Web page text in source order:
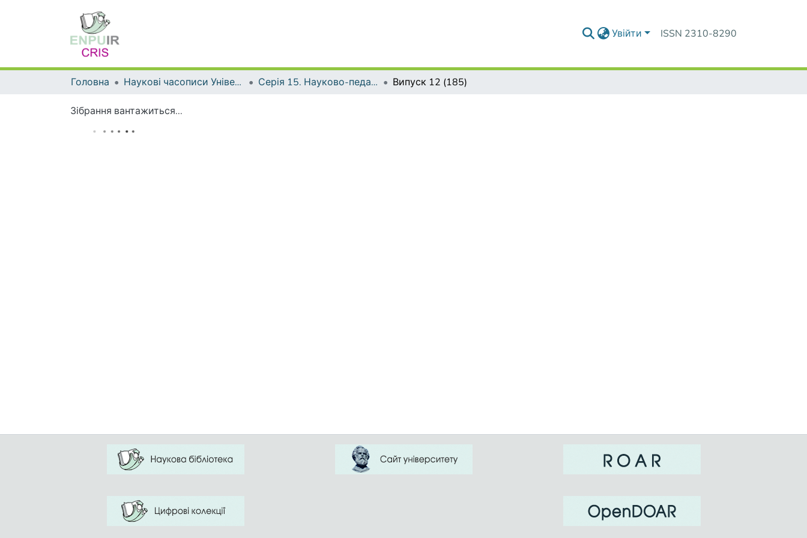
Увійти ISSN 2310-8290
Головна Наукові часописи Університету Серія 15. Науково-педагогічні проблеми фізичної культури (фізична культура і спорт) Випуск 12 (185)
Зібрання вантажиться...